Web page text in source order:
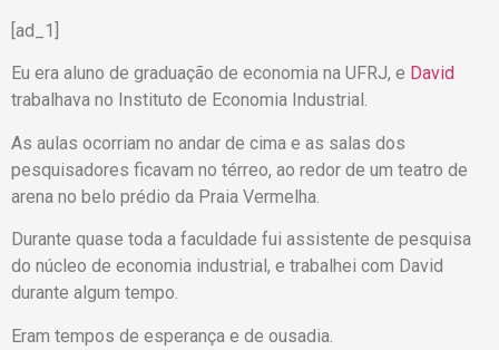
[ad_1]
Eu era aluno de graduação de economia na UFRJ, e David
trabalhava no Instituto de Economia Industrial.
As aulas ocorriam no andar de cima e as salas dos
pesquisadores ficavam no térreo, ao redor de um teatro de
arena no belo prédio da Praia Vermelha.
Durante quase toda a faculdade fui assistente de pesquisa
do núcleo de economia industrial, e trabalhei com David
durante algum tempo.
Eram tempos de esperança e de ousadia.